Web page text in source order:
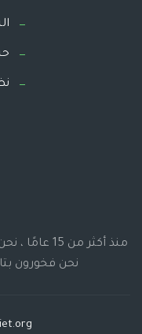
منذ أكثر من
نحن فخورون